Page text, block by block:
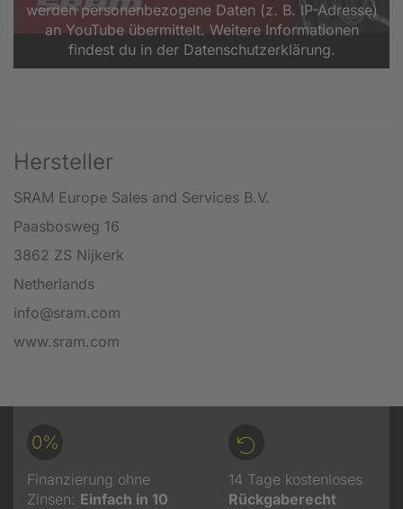
werden personenbezogene Daten (z. B. IP-Adresse)
an YouTube übermittelt. Weitere Informationen
findest du in der Datenschutzerklärung.
Hersteller
SRAM Europe Sales and Services B.V.
Paasbosweg 16
3862 ZS Nijkerk
Netherlands
info@sram.com
www.sram.com
0%
Finanzierung ohne
Zinsen: Einfach in 10
14 Tage kostenloses
Rückgaberecht